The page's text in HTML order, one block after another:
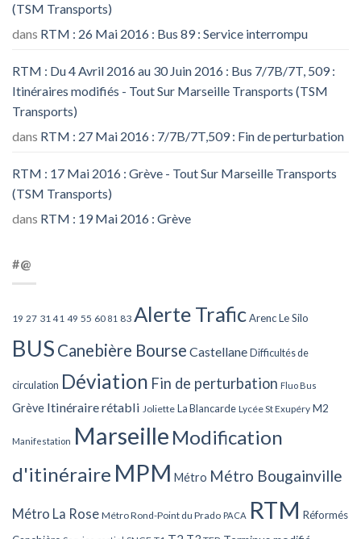
(TSM Transports)
dans RTM : 26 Mai 2016 : Bus 89 : Service interrompu
RTM : Du 4 Avril 2016 au 30 Juin 2016 : Bus 7/7B/7T, 509 :
Itinéraires modifiés - Tout Sur Marseille Transports (TSM
Transports)
dans RTM : 27 Mai 2016 : 7/7B/7T,509 : Fin de perturbation
RTM : 17 Mai 2016 : Grève - Tout Sur Marseille Transports
(TSM Transports)
dans RTM : 19 Mai 2016 : Grève
#@
19 27 31 41 49 55 60 81 83 Alerte TraficArenc Le Silo
BUS Canebière Bourse Castellane Difficultés de
circulation Déviation Fin de perturbation Fluo Bus
Grève Itinéraire rétabli Joliette La Blancarde Lycée St Exupéry M2
Manifestation Marseille Modification
d'itinéraire MPM Métro Métro Bougainville
Métro La Rose Métro Rond-Point du Prado PACA RTM Réformés